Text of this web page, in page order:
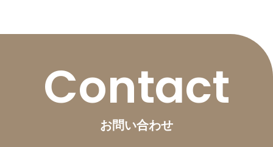
Contact
お問い合わせ